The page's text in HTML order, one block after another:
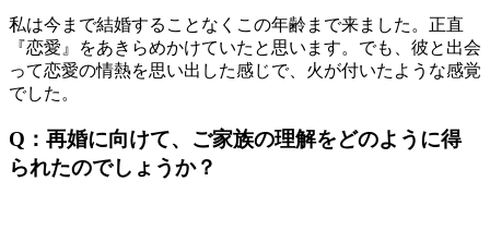
私は今まで結婚することなくこの年齢まで来ました。正直
『恋愛』をあきらめかけていたと思います。でも、 彼と出会
って恋愛の情熱を思い出した感じで、火が付いたような感覚
でした。
Q：再婚に向けて、ご家族の理解をどのように得
られたのでしょうか？